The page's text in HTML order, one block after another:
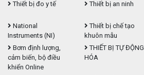
Thiết bị đo y tế
Thiết bị an ninh
National
Instruments (NI)
Thiết bị chế tạo
khuôn mẫu
Bơm định lượng,
cảm biến, bộ điều
khiển Online
THIẾT BỊ TỰ ĐỘNG
HÓA